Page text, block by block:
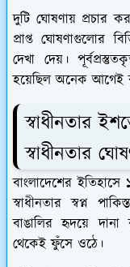
দুটি ঘোষণায় প্রচার
প্রাপ্ত ঘোষণাগুলোর
দেখা দেয়।
হয়েছিল অনেক আগেই
স্বাধীনতার
স্বাধীনতার
বাংলাদেশের
স্বাধীনতার স্বপ্ন
বাঙালির হৃদয়ে দানা
থেকেই ফুঁসে ওঠে।